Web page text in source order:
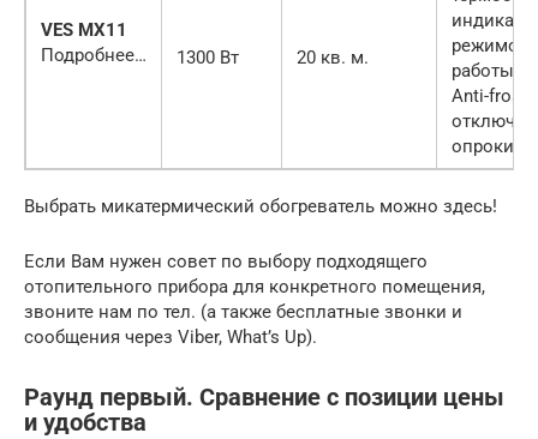
VES MX11
Подробнее…
1300 Вт 20 кв. м.
режимов
работы,
Anti-frost,
Выбрать микатермический обогреватель можно здесь!
Если Вам нужен совет по выбору подходящего
отопительного прибора для конкретного помещения,
звоните нам по тел. (а также бесплатные звонки и
сообщения через Viber, What’s Up).
Раунд первый. Сравнение с позиции цены
и удобства